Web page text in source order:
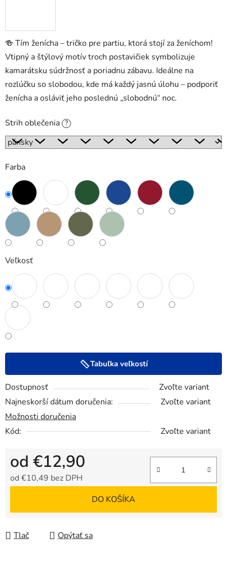
🍻 Tím ženícha – tričko pre partiu, ktorá stojí za ženíchom!
Vtipný a štýlový motív troch postavičiek symbolizuje
kamarátsku súdržnosť a poriadnu zábavu. Ideálne na
rozlúčku so slobodou, kde má každý jasnú úlohu – podporiť
ženícha a osláviť jeho poslednú „slobodnú“ noc.
Strih oblečenia ?
Farba
Veľkosť
Tabuľka veľkostí
Dostupnosť
Zvoľte variant
Najneskorší dátum doručenia:
Zvoľte variant
Možnosti doručenia
Kód:
Zvoľte variant
od €12,90
od €10,49 bez DPH
DO KOŠÍKA
Tlač Opýtať sa